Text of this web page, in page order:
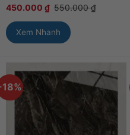
450.000 ₫ 550.000₫
Xem Nhanh